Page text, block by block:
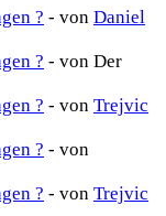
? - von Daniel
? - von Der
? - von Trejvic
? - von
? - von Trejvic